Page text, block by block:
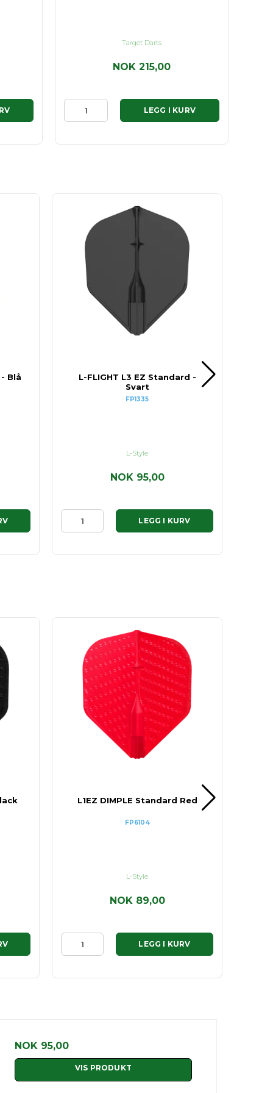
Target Darts
NOK 215,00
LEGG I KURV
Blå
L-FLIGHT L3 EZ Standard -
Svart
FP1335
L-Style
NOK 95,00
LEGG I KURV
L1EZ DIMPLE Standard Red
FP6104
L-Style
NOK 89,00
LEGG I KURV
NOK 95,00
VIS PRODUKT